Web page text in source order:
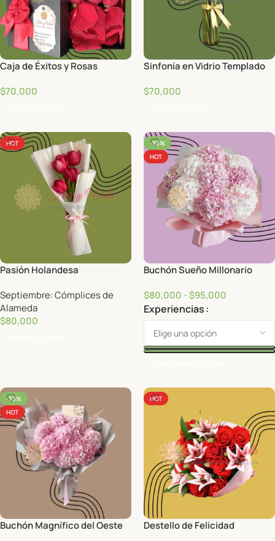
Caja de Éxitos y Rosas
$70,000
Sinfonía en Vidrio Templado
$70,000
HOT
Pasión Holandesa
Septiembre: Cómplices de
Alameda
$80,000
-33%
HOT
Buchón Sueño Millonario
$80,000 -$95,000
Experiencias
-33%
HOT
Buchón Magnífico del Oeste
HOT
Destello de Felicidad